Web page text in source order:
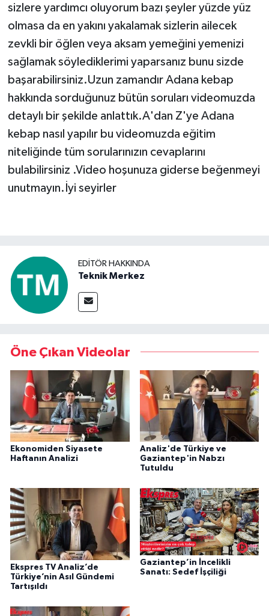
sizlere yardımcı oluyorum bazı şeyler yüzde yüz
olmasa da en yakını yakalamak sizlerin ailecek
zevkli bir öğlen veya aksam yemeğini yemenizi
sağlamak söylediklerimi yaparsanız bunu sizde
başarabilirsiniz.Uzun zamandır Adana kebap
hakkında sorduğunuz bütün soruları videomuzda
detaylı bir şekilde anlattık.A'dan Z'ye Adana
kebap nasıl yapılır bu videomuzda eğitim
niteliğinde tüm sorularınızın cevaplarını
bulabilirsiniz .Video hoşunuza giderse beğenmeyi
unutmayın.İyi seyirler
EDITÖR HAKKINDA
Teknik Merkez
Öne Çıkan Videolar
Ekonomiden Siyasete
Haftanın Analizi
Analiz'de Türkiye ve
Gaziantep'in Nabzı
Tutuldu
Ekspres TV Analiz’de
Türkiye’nin Asıl Gündemi
Tartışıldı
Gaziantep’in İncelikli
Sanatı: Sedef İşçiliği
Video Haber
Yeme-İçme
Yemek